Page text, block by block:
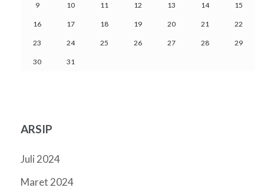
9 10 11 12 13 14 15
16 17 18 19 20 21 22
23 24 25 26 27 28 29
30 31
ARSIP
Juli 2024
Maret 2024